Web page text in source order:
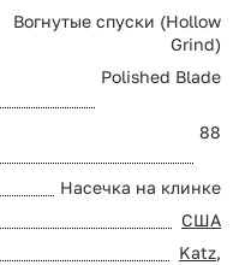
Вогнутые спуски (Hollow
Grind)
Polished Blade
88
Насечка на клинке
США
Katz,